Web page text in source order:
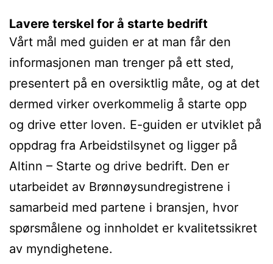
Lavere terskel for å starte bedrift
Vårt mål med guiden er at man får den
informasjonen man trenger på ett sted,
presentert på en oversiktlig måte, og at det
dermed virker overkommelig å starte opp
og drive etter loven. E-guiden er utviklet på
oppdrag fra Arbeidstilsynet og ligger på
Altinn – Starte og drive bedrift. Den er
utarbeidet av Brønnøysundregistrene i
samarbeid med partene i bransjen, hvor
spørsmålene og innholdet er kvalitetssikret
av myndighetene.